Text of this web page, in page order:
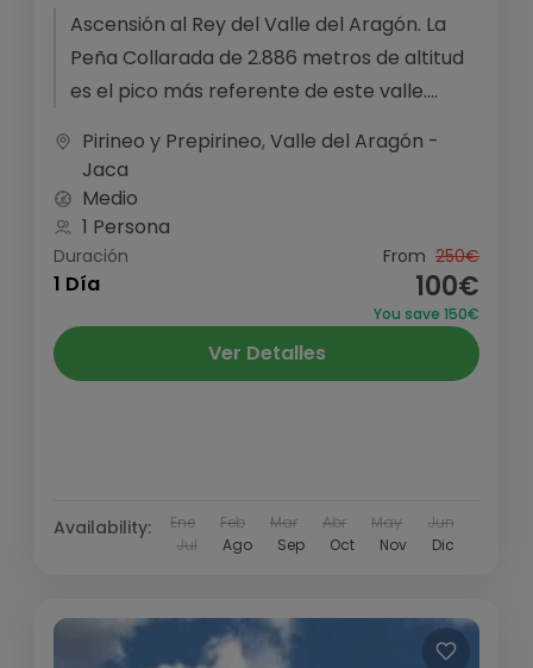
Ascensión al Rey del Valle del Aragón. La
Peña Collarada de 2.886 metros de altitud
es el pico más referente de este valle.
Pirineo y Prepirineo,Valle del Aragón -
Jaca
Medio
1 Persona
Duración
1 Día
From 250€
100€
You save 150€
Ver Detalles
Availability: Ene Feb Mar Abr May
Jun
Jul
Ago Sep Oct Nov Dic